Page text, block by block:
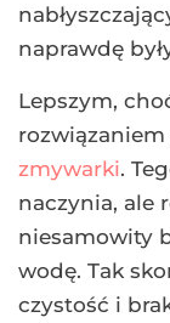
naprawdę
Lepszym,
zmywarki.
naczynia, ale
niesamowity
wodę. Tak
czystość i